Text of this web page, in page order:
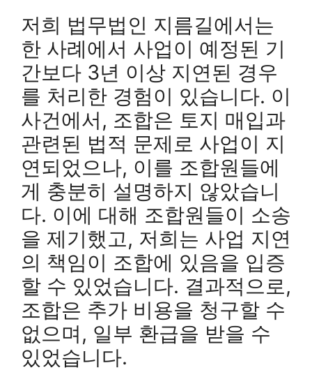
저희 법무법인 지름길에서는
한 사례에서 사업이 예정된 기
간보다 3년 이상 지연된 경우
를 처리한 경험이 있습니다. 이
사건에서, 조합은 토지 매입과
관련된 법적 문제로 사업이 지
연되었으나, 이를 조합원들에
게 충분히 설명하지 않았습니
다. 이에 대해 조합원들이 소송
을 제기했고, 저희는 사업 지연
의 책임이 조합에 있음을 입증
할 수 있었습니다. 결과적으로,
조합은 추가 비용을 청구할 수
없으며, 일부 환급을 받을 수
있었습니다.